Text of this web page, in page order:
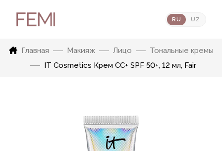
RU UZ
Главная Макияж Лицо
Тональные кремы
IT Cosmetics Крем CC+ SPF 50+, 12 мл, Fair